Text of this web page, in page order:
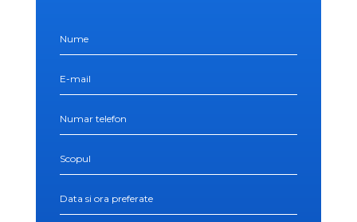
Nume
E-mail
Numar telefon
Scopul
Data si ora preferate